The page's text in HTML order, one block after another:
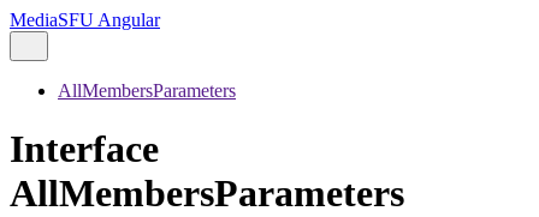
MediaSFU Angular
AllMembersParameters
Interface
AllMembersParameters